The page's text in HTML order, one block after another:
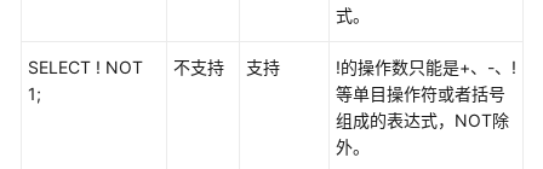
式。
SELECT ! NOT
1;
不支持 支持
!的操作数只能是+、-、!
等单目操作符或者括号
组成的表达式，NOT除
外。